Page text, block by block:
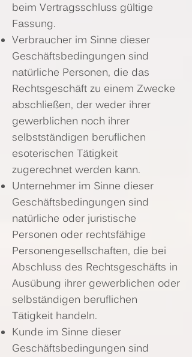
beim Vertragsschluss gültige
Fassung.
Verbraucher im Sinne dieser
Geschäftsbedingungen sind
natürliche Personen, die das
Rechtsgeschäft zu einem Zwecke
abschließen, der weder ihrer
gewerblichen noch ihrer
selbstständigen beruflichen
esoterischen Tätigkeit
zugerechnet werden kann.
Unternehmer im Sinne dieser
Geschäftsbedingungen sind
natürliche oder juristische
Personen oder rechtsfähige
Personengesellschaften, die bei
Abschluss des Rechtsgeschäfts in
Ausübung ihrer gewerblichen oder
selbständigen beruflichen
Tätigkeit handeln.
Kunde im Sinne dieser
Geschäftsbedingungen sind